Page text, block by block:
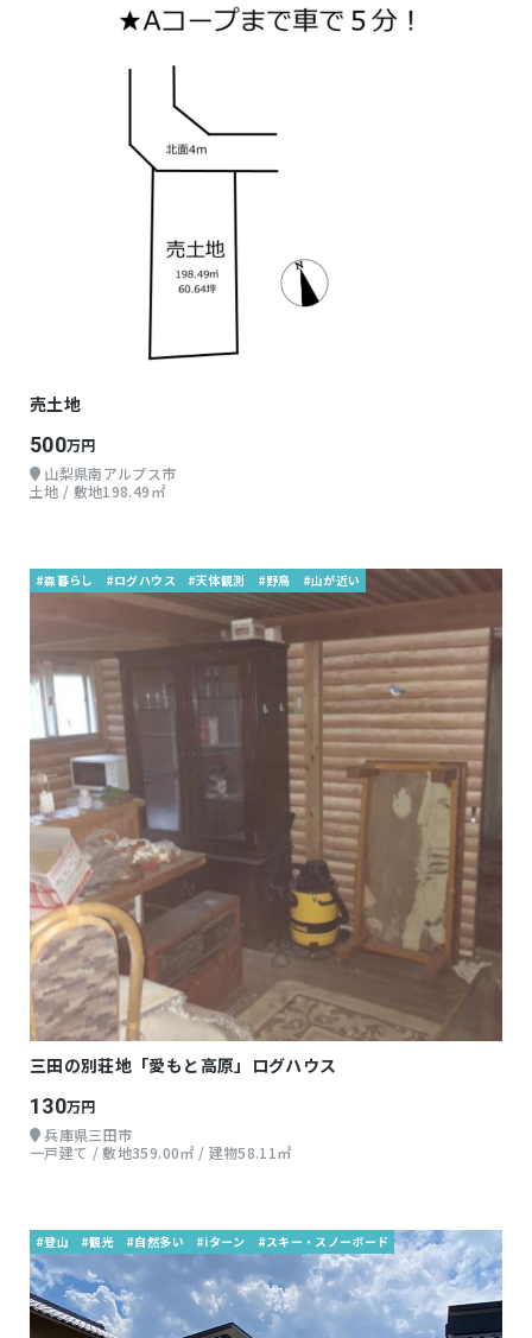
売土地
500万円
山梨県南アルプス市
土地 / 敷地198.49㎡
#森暮らし #ログハウス #天体観測 #野鳥 #山が近い
三田の別荘地「愛もと高原」ログハウス
130万円
兵庫県三田市
一戸建て / 敷地359.00㎡ / 建物58.11㎡
#登山 #観光 #自然多い #iターン #スキー・スノーボード